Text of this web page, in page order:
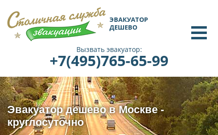
ЭВАКУАТОР
ДЕШЕВО
Вызвать эвакуатор:
+7(495)765-65-99
Эвакуатор дешево в Москве -
круглосуточно